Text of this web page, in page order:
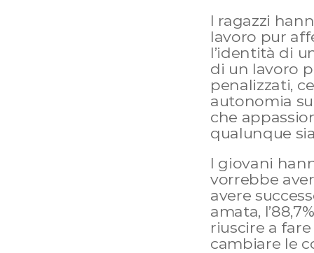
I ragazzi
lavoro pur
l’identità di
di un lavoro
penalizzati,
autonomia
che
qualunque
I giovani
vorrebbe
avere
amata,
riuscire a
cambiare le